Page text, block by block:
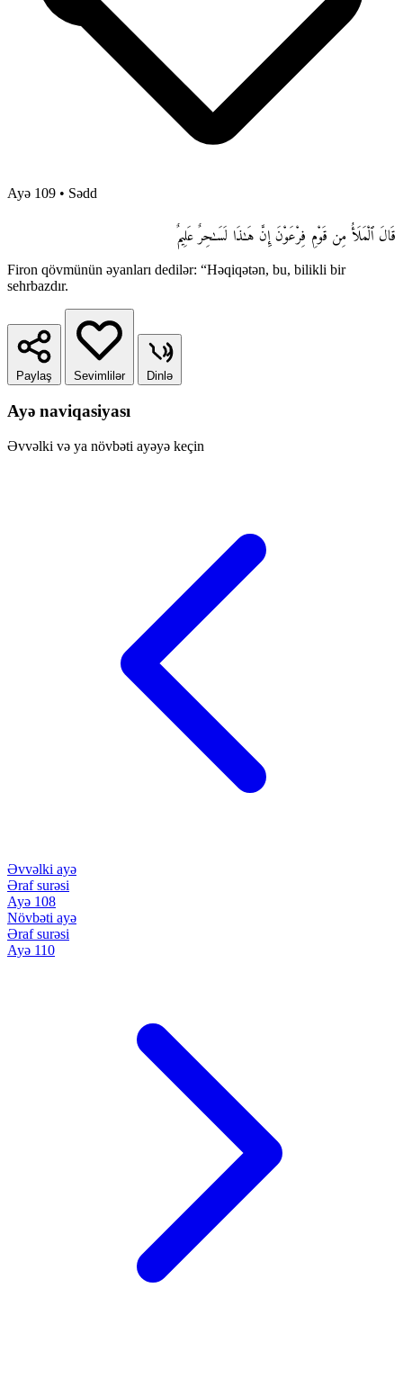
Ayə 109 • Sədd
قَالَ ٱلْمَلَأُ مِن قَوْمِ فِرْعَوْنَ إِنَّ هَـٰذَا لَسَـٰحِرٌ عَلِيمٌ
Firon qövmünün əyanları dedilər: “Həqiqətən, bu, bilikli bir
sehrbazdır.
Paylaş Sevimlilər Dinlə
Ayə naviqasiyası
Əvvəlki və ya növbəti ayəyə keçin
Əvvəlki ayə
Əraf surəsi
Ayə 108
Növbəti ayə
Əraf surəsi
Ayə 110